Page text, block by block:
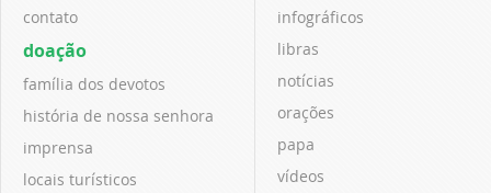
contato
doação
família dos devotos
história de nossa senhora
imprensa
locais turísticos
infográficos
libras
notícias
orações
papa
vídeos